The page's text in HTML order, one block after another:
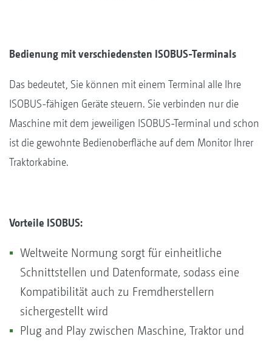
Bedienung mit verschiedensten ISOBUS-Terminals
Das bedeutet, Sie können mit einem Terminal alle Ihre
ISOBUS-fähigen Geräte steuern. Sie verbinden nur die
Maschine mit dem jeweiligen ISOBUS-Terminal und schon
ist die gewohnte Bedienoberfläche auf dem Monitor Ihrer
Traktorkabine.
Vorteile ISOBUS:
Weltweite Normung sorgt für einheitliche
Schnittstellen und Datenformate, sodass eine
Kompatibilität auch zu Fremdherstellern
sichergestellt wird
Plug and Play zwischen Maschine, Traktor und